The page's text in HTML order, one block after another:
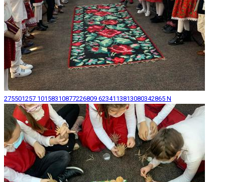
275501257 10158310877226809 6234113813080342865 N